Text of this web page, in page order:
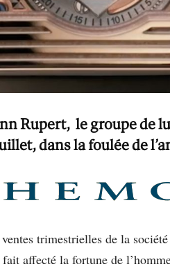
Rupert, le groupe de
dans la foulée de
trimestrielles de la
affecté la fortune de